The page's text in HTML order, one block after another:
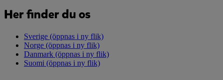
Her finder du os
Sverige (öppnas i ny flik)
Norge (öppnas i ny flik)
Danmark (öppnas i ny flik)
Suomi (öppnas i ny flik)